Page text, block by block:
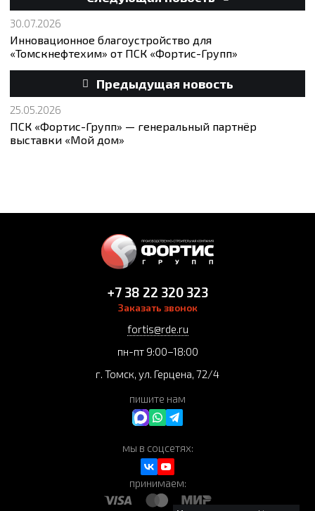
30.07.2026
Инновационное благоустройство для
«Томскнефтехим» от ПСК «Фортис-Групп»
Предыдущая новость
25.05.2026
ПСК «Фортис-Групп» — генеральный партнёр
выставки «Мой дом»
+7 38 22 320 323
Заказать звонок
fortis@rde.ru
пн-пт 9:00–18:00
г. Томск, ул. Герцена, 72/4
пишите нам
принимаем:
мы в соцсетях: